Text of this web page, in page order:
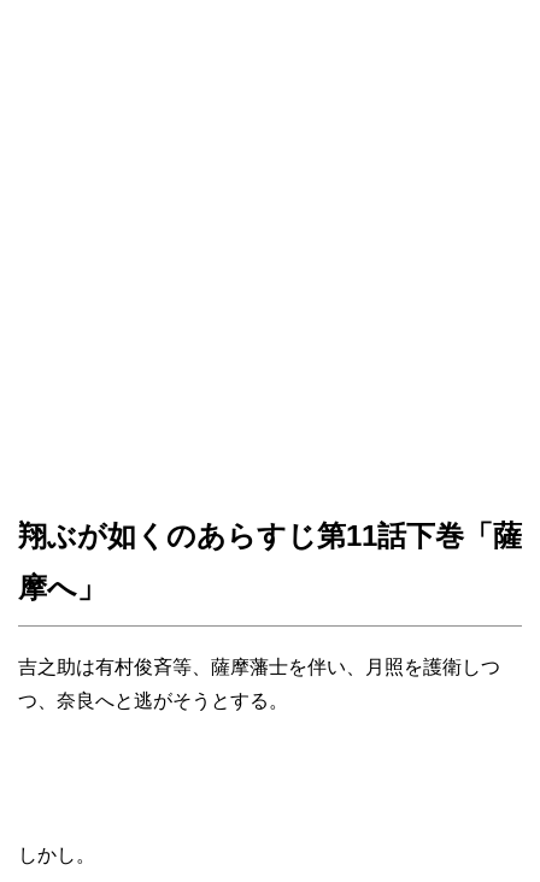
翔ぶが如くのあらすじ第11話下巻「薩
摩へ」
吉之助は有村俊斉等、薩摩藩士を伴い、月照を護衛しつ
つ、奈良へと逃がそうとする。
しかし。